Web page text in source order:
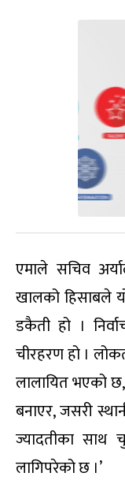
एमाले सचिव
खालको हिसाबले
डकैती हो ।
चीरहरण हो ।
लालायित भएको
बनाएर, जसरी
ज्यादतीका साथ
लागिपरेको छ ।’